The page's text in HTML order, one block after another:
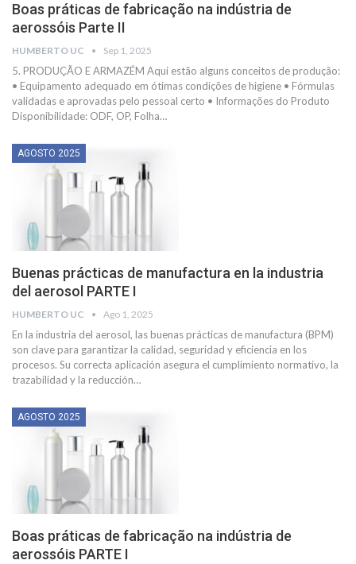
Boas práticas de fabricação na indústria de
aerossóis Parte II
HUMBERTO UC Sep 1, 2025
5. PRODUÇÃO E ARMAZÉM Aqui estão alguns conceitos de produção:
• Equipamento adequado em ótimas condições de higiene • Fórmulas
validadas e aprovadas pelo pessoal certo • Informações do Produto
Disponibilidade: ODF, OP, Folha…
AGOSTO 2025
Buenas prácticas de manufactura en la industria
del aerosol PARTE I
HUMBERTO UC Ago 1, 2025
En la industria del aerosol, las buenas prácticas de manufactura (BPM)
son clave para garantizar la calidad, seguridad y eficiencia en los
procesos. Su correcta aplicación asegura el cumplimiento normativo, la
trazabilidad y la reducción…
AGOSTO 2025
Boas práticas de fabricação na indústria de
aerossóis PARTE I